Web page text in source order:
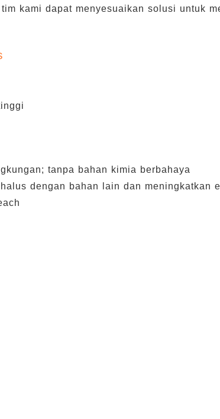
kami dapat menyesuaikan solusi untuk
tanpa bahan kimia berbahaya
dengan bahan lain dan meningkatkan